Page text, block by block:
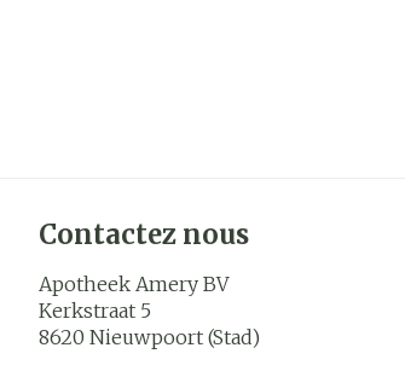
Contactez nous
Apotheek Amery BV
Kerkstraat 5
8620 Nieuwpoort (Stad)